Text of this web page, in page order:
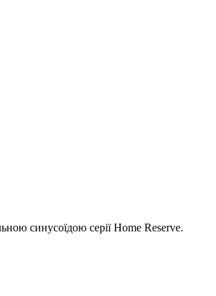
синусоїдою серії Home Reserve.